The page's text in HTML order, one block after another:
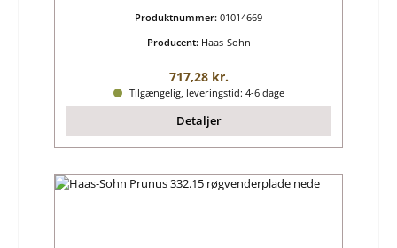
Produktnummer: 01014669
Producent: Haas-Sohn
Almindelig pris:
717,28 kr.
Tilgængelig, leveringstid: 4-6 dage
Detaljer